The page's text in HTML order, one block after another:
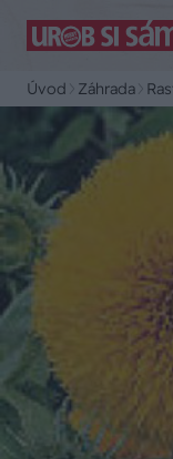
Úvod Záhrada